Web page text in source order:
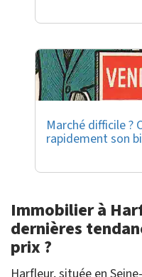
Marché difficile ?
rapidement son
Immobilier à
dernières
prix ?